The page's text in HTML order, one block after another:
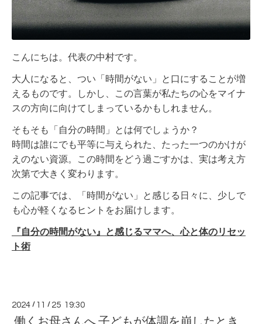
こんにちは。代表の中村です。
大人になると、つい「時間がない」と口にすることが増
えるものです。しかし、この言葉が私たちの心をマイナ
スの方向に向けてしまっているかもしれません。
そもそも「自分の時間」とは何でしょうか？
時間は誰にでも平等に与えられた、たった一つのかけが
えのない資源。この時間をどう過ごすかは、実は考え方
次第で大きく変わります。
この記事では、「時間がない」と感じる日々に、少しで
も心が軽くなるヒントをお届けします。
『自分の時間がない』と感じるママへ、心と体のリセッ
ト術
2024 / 11 / 25 19:30